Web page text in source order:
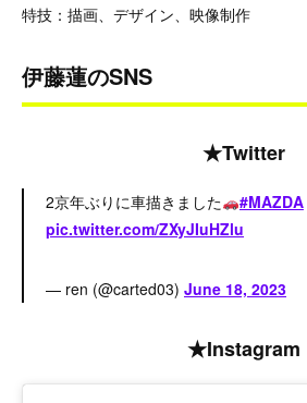
特技：描画、デザイン、映像制作
伊藤蓮のSNS
★Twitter
2京年ぶりに車描きました #MAZDA
pic.twitter.com/ZXyJIuHZlu
— ren (@carted03) June 18, 2023
★Instagram